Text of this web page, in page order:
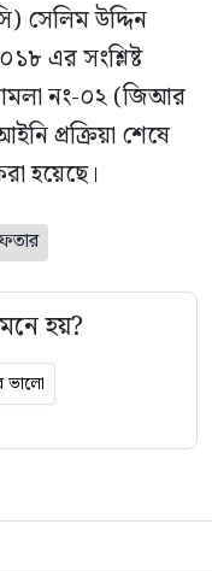
সেলিম উদ্দিন
এর সংশ্লিষ্ট
নং-০২ (জিআর
প্রক্রিয়া শেষে
হয়েছে।
হয়?
ভালো